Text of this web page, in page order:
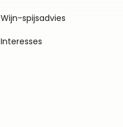
Wijn-spijsadvies
Interesses